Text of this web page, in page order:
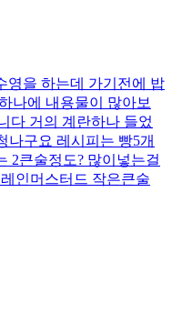
영을 하는데 가기전에 밥
나에 내용물이 많아보
다 거의 계란하나 들었
나구요 레시피는 빵5개
2큰술정도? 많이넣는걸
인머스터드 작은큰술